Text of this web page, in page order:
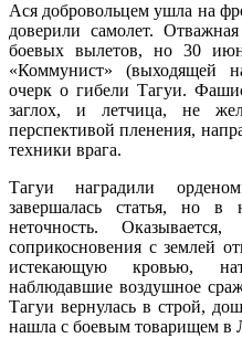
Ася добровольцем ушла на
доверили самолет.
боевых вылетов, но 30
«Коммунист» (выходящей
очерк о гибели Тагуи.
заглох, и летчица, не
перспективой пленения,
техники врага.
Тагуи наградили
завершалась статья, но в
неточность.
соприкосновения с землей
истекающую кровью,
наблюдавшие воздушное
Тагуи вернулась в строй,
нашла с боевым товарищем в